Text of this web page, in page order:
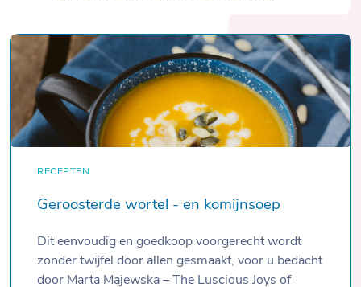
RECEPTEN
Geroosterde wortel - en komijnsoep
Dit eenvoudig en goedkoop voorgerecht wordt
zonder twijfel door allen gesmaakt, voor u bedacht
door Marta Majewska – The Luscious Joys of